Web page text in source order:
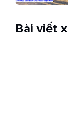
Bài viết